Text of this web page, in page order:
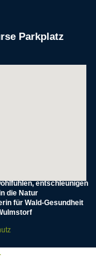
Parkplatz
entschleunigen
die Natur
für Wald-Gesundheit